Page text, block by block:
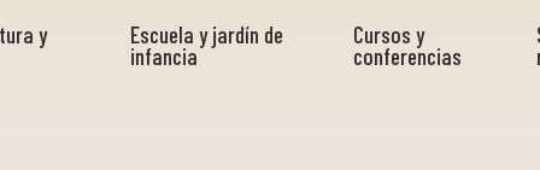
y Escuela y jardín de
infancia
Cursos y
conferencias